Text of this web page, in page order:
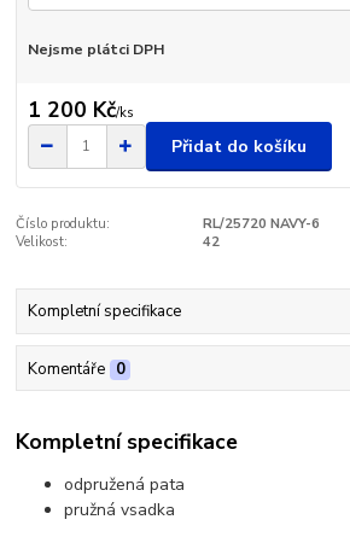
Nejsme plátci DPH
1 200 Kč/ks
Přidat do košíku
Číslo produktu:
RL/25720 NAVY-6
Velikost:
42
Kompletní specifikace
Komentáře 0
Kompletní specifikace
odpružená pata
pružná vsadka